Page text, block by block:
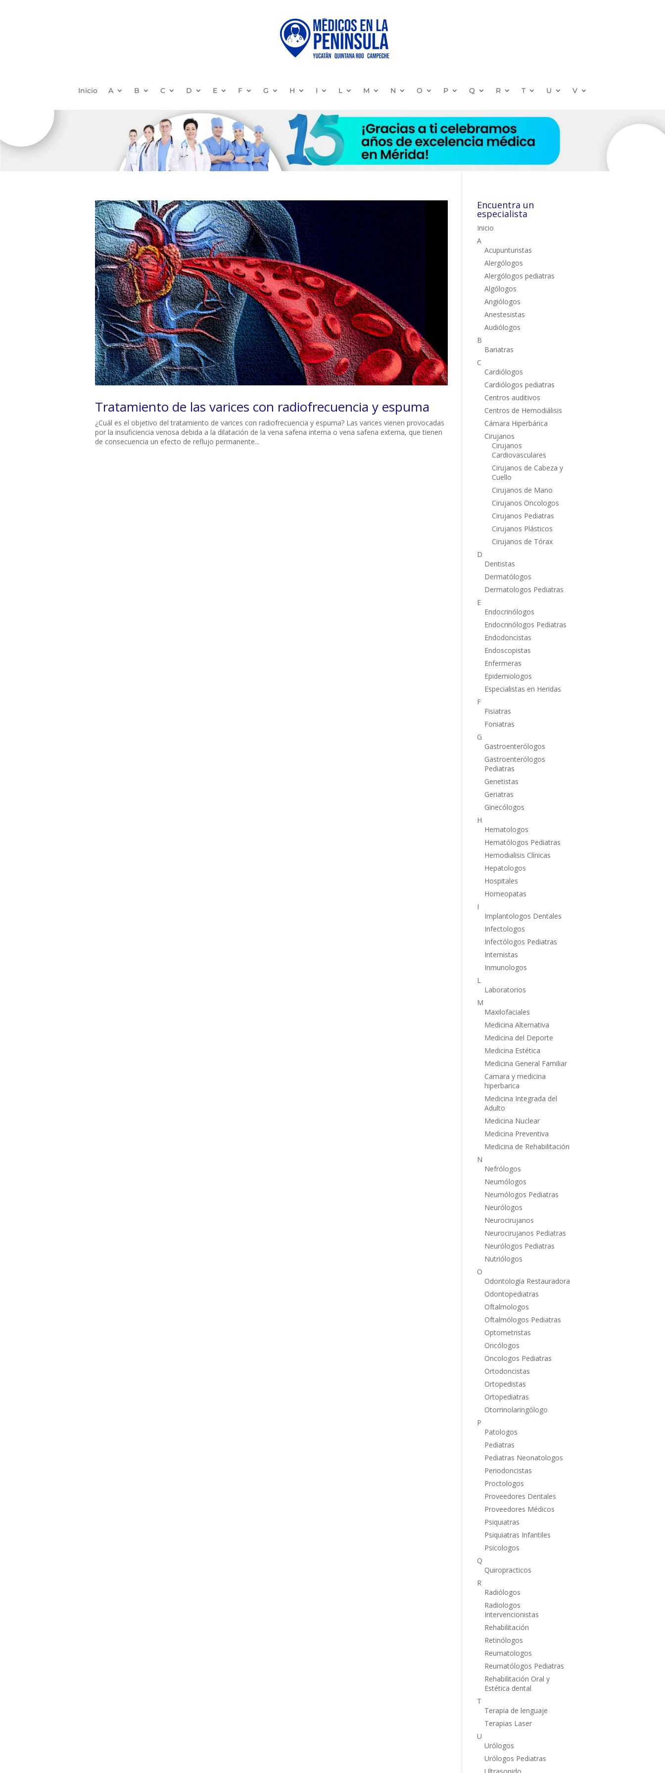
Inicio A B C D E F G H I L M N O P Q R T U V
Tratamiento de las varices con radiofrecuencia y espuma
¿Cuál es el objetivo del tratamiento de varices con radiofrecuencia y espuma? Las varices vienen provocadas
por la insuficiencia venosa debida a la dilatación de la vena safena interna o vena safena externa, que tienen
de consecuencia un efecto de reflujo permanente...
Encuentra un
especialista
Inicio
A
Acupunturistas
Alergólogos
Alergólogos pediatras
Algólogos
Angiólogos
Anestesistas
Audiólogos
B
Bariatras
C
Cardiólogos
Cardiólogos pediatras
Centros auditivos
Centros de Hemodiálisis
Cámara Hiperbárica
Cirujanos
Cirujanos
Cardiovasculares
Cirujanos de Cabeza y
Cuello
Cirujanos de Mano
Cirujanos Oncologos
Cirujanos Pediatras
Cirujanos Plásticos
Cirujanos de Tórax
D
Dentistas
Dermatólogos
Dermatologos Pediatras
E
Endocrinólogos
Endocrinólogos Pediatras
Endodoncistas
Endoscopistas
Enfermeras
Epidemiologos
Especialistas en Heridas
F
Fisiatras
Foniatras
G
Gastroenterólogos
Gastroenterólogos
Pediatras
Genetistas
Geriatras
Ginecólogos
H
Hematologos
Hematólogos Pediatras
Hemodialisis Clínicas
Hepatologos
Hospitales
Homeopatas
I
Implantologos Dentales
Infectologos
Infectólogos Pediatras
Internistas
Inmunologos
L
Laboratorios
M
Maxilofaciales
Medicina Alternativa
Medicina del Deporte
Medicina Estética
Medicina General Familiar
Camara y medicina
hiperbarica
Medicina Integrada del
Adulto
Medicina Nuclear
Medicina Preventiva
Medicina de Rehabilitación
N
Nefrólogos
Neumólogos
Neumólogos Pediatras
Neurólogos
Neurocirujanos
Neurocirujanos Pediatras
Neurólogos Pediatras
Nutriólogos
O
Odontología Restauradora
Odontopediatras
Oftalmologos
Oftalmólogos Pediatras
Optometristas
Oncólogos
Oncologos Pediatras
Ortodoncistas
Ortopedistas
Ortopediatras
Otorrinolaringólogo
P
Patologos
Pediatras
Pediatras Neonatologos
Periodoncistas
Proctologos
Proveedores Dentales
Proveedores Médicos
Psiquiatras
Psiquiatras Infantiles
Psicologos
Q
Quiropracticos
R
Radiólogos
Radiologos
Intervencionistas
Rehabilitación
Retinólogos
Reumatologos
Reumatólogos Pediatras
Rehabilitación Oral y
Estética dental
T
Terapia de lenguaje
Terapias Laser
U
Urólogos
Urólogos Pediatras
Ultrasonido